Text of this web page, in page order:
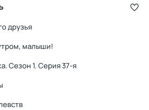
друзья
малыши!
. Сезон 1. Серия 37-я